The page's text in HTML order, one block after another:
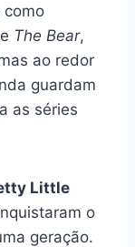
como
The Bear,
ao redor
guardam
as séries
Little
o
geração.